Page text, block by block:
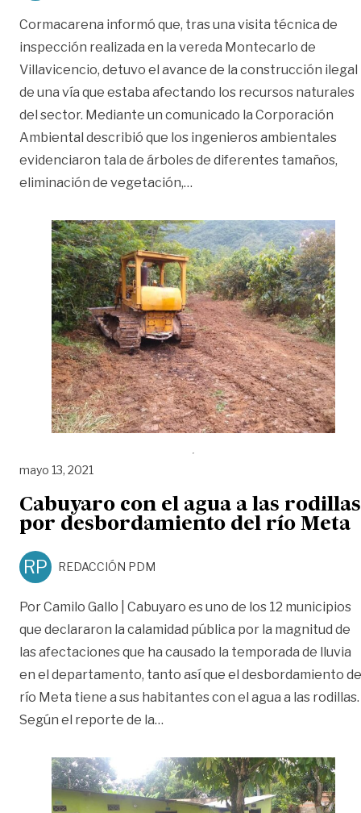
Cormacarena informó que, tras una visita técnica de
inspección realizada en la vereda Montecarlo de
Villavicencio, detuvo el avance de la construcción ilegal
de una vía que estaba afectando los recursos naturales
del sector. Mediante un comunicado la Corporación
Ambiental describió que los ingenieros ambientales
evidenciaron tala de árboles de diferentes tamaños,
eliminación de vegetación,…
mayo 13, 2021
Cabuyaro con el agua a las rodillas
por desbordamiento del río Meta
RP REDACCIÓN PDM
Por Camilo Gallo | Cabuyaro es uno de los 12 municipios
que declararon la calamidad pública por la magnitud de
las afectaciones que ha causado la temporada de lluvia
en el departamento, tanto así que el desbordamiento
río Meta tiene a sus habitantes con el agua a las rodillas.
Según el reporte de la…